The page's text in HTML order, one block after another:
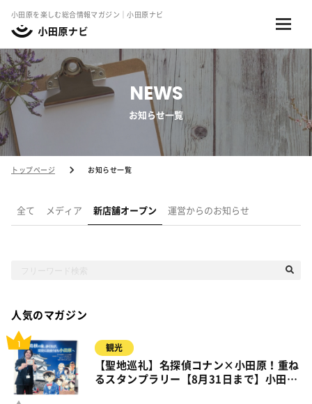
小田原を楽しむ総合情報マガジン｜小田原ナビ
NEWS
お知らせ一覧
トップページ お知らせ一覧
全て メディア 新店舗オープン 運営からのお知らせ
人気のマガジン
観光
【聖地巡礼】名探偵コナン×小田原！重ね
るスタンプラリー【8月31日まで】小田